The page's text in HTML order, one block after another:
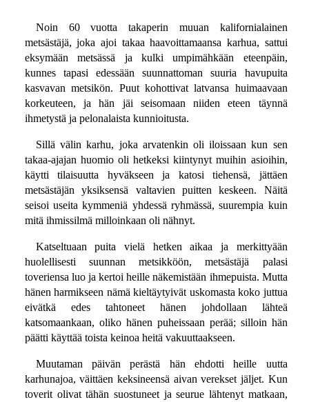
Noin 60 vuotta takaperin muuan kalifornialainen
metsästäjä, joka ajoi takaa haavoittamaansa karhua, sattui
eksymään metsässä ja kulki umpimähkään eteenpäin,
kunnes tapasi edessään suunnattoman suuria havupuita
kasvavan metsikön. Puut kohottivat latvansa huimaavaan
korkeuteen, ja hän jäi seisomaan niiden eteen täynnä
ihmetystä ja pelonalaista kunnioitusta.
Sillä välin karhu, joka arvatenkin oli iloissaan kun sen
takaa-ajajan huomio oli hetkeksi kiintynyt muihin asioihin,
käytti tilaisuutta hyväkseen ja katosi tiehensä, jättäen
metsästäjän yksiksensä valtavien puitten keskeen. Näitä
seisoi useita kymmeniä yhdessä ryhmässä, suurempia kuin
mitä ihmissilmä milloinkaan oli nähnyt.
Katseltuaan puita vielä hetken aikaa ja merkittyään
huolellisesti suunnan metsikköön, metsästäjä palasi
toveriensa luo ja kertoi heille näkemistään ihmepuista. Mutta
hänen harmikseen nämä kieltäytyivät uskomasta koko juttua
eivätkä edes tahtoneet hänen johdollaan lähteä
katsomaankaan, oliko hänen puheissaan perää; silloin hän
päätti käyttää toista keinoa heitä vakuuttaakseen.
Muutaman päivän perästä hän ehdotti heille uutta
karhunajoa, väittäen keksineensä aivan verekset jäljet. Kun
toverit olivat tähän suostuneet ja seurue lähtenyt matkaan,